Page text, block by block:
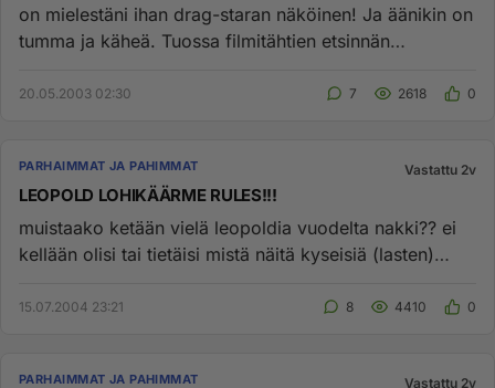
on mielestäni ihan drag-staran näköinen! Ja äänikin on
tumma ja käheä. Tuossa filmitähtien etsinnän
20.05.2003 02:30 7 2618 0
PARHAIMMAT JA PAHIMMAT Vastattu 2v
LEOPOLD LOHIKÄÄRME RULES!!!
muistaako ketään vielä leopoldia vuodelta nakki?? ei
kellään olisi tai tietäisi mistä näitä kyseisiä (lasten)
15.07.2004 23:21 8 4410 0
PARHAIMMAT JA PAHIMMAT Vastattu 2v